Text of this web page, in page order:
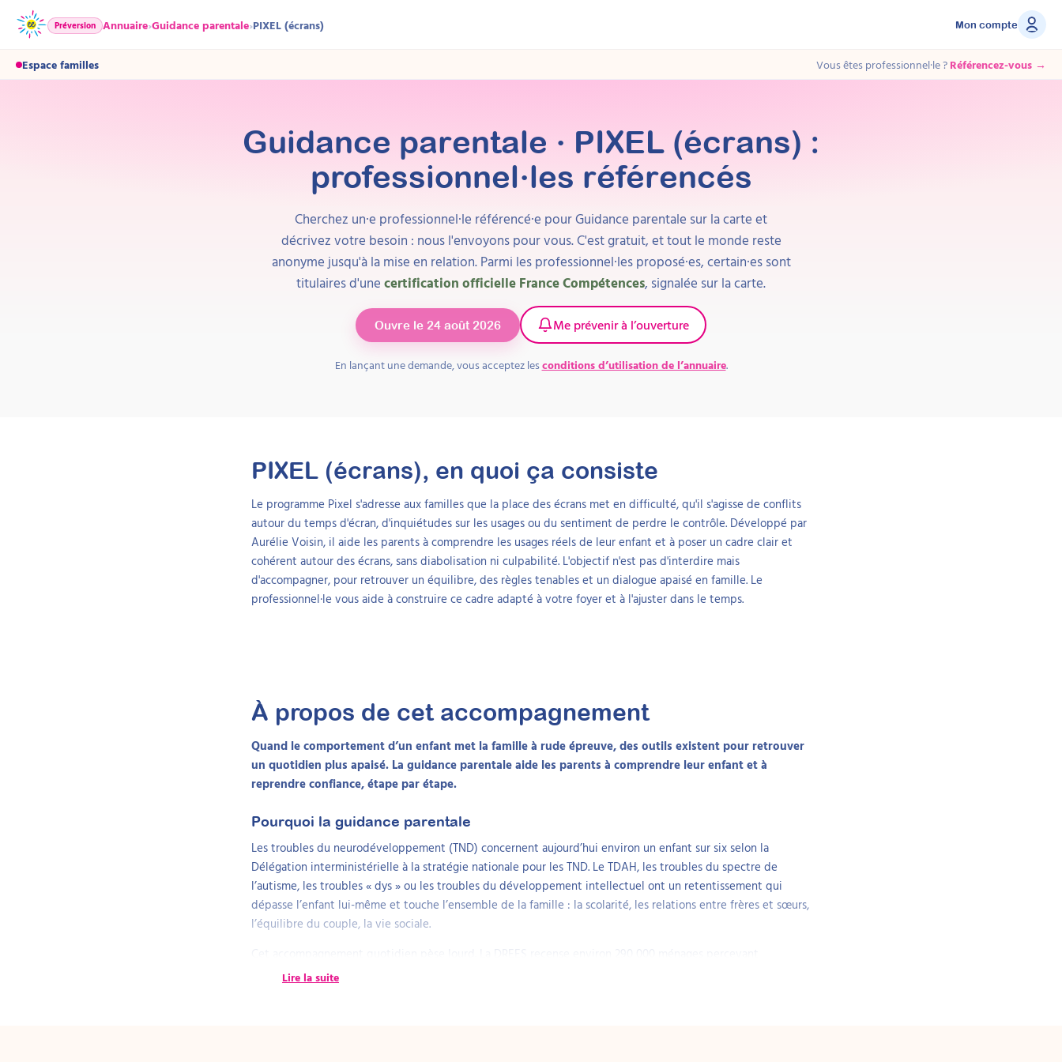
Préversion Annuaire›Guidance parentale›PIXEL (écrans) Mon compte
Espace familles Vous êtes professionnel·le ?Référencez-vous →
Guidance parentale · PIXEL (écrans) :
professionnel·les référencés
Cherchez un·e professionnel·le référencé·e pourGuidance parentale sur la carte et
décrivez votre besoin : nous l'envoyons pour vous. C'est gratuit, et tout le monde reste
anonyme jusqu'à la mise en relation. Parmi les professionnel·les proposé·es, certain·es sont
titulaires d'une certification officielle France Compétences, signalée sur la carte.
Ouvre le 24 août 2026 Me prévenir à l’ouverture
En lançant une demande, vous acceptez lesconditions d’utilisation de l’annuaire.
PIXEL (écrans), en quoi ça consiste
Le programme Pixel s'adresse aux familles que la place des écrans met en difficulté, qu'il s'agisse de conflits
autour du temps d'écran, d'inquiétudes sur les usages ou du sentiment de perdre le contrôle. Développé par
Aurélie Voisin, il aide les parents à comprendre les usages réels de leur enfant et à poser un cadre clair et
cohérent autour des écrans, sans diabolisation ni culpabilité. L'objectif n'est pas d'interdire mais
d'accompagner, pour retrouver un équilibre, des règles tenables et un dialogue apaisé en famille. Le
professionnel·le vous aide à construire ce cadre adapté à votre foyer et à l'ajuster dans le temps.
À propos de cet accompagnement
Quand le comportement d’un enfant met la famille à rude épreuve, des outils existent pour retrouver
un quotidien plus apaisé. La guidance parentale aide les parents à comprendre leur enfant et à
reprendre confiance, étape par étape.
Pourquoi la guidance parentale
Les troubles du neurodéveloppement (TND) concernent aujourd’hui environ un enfant sur six selon la
Délégation interministérielle à la stratégie nationale pour les TND. Le TDAH, les troubles du spectre de
l’autisme, les troubles « dys » ou les troubles du développement intellectuel ont un retentissement qui
dépasse l’enfant lui-même et touche l’ensemble de la famille : la scolarité, les relations entre frères et sœurs,
l’équilibre du couple, la vie sociale.
l’Allocation d’éducation de l’enfant handicapé, et 21 % des mères d’enfants bénéficiaires se déclarent
Lire la suite